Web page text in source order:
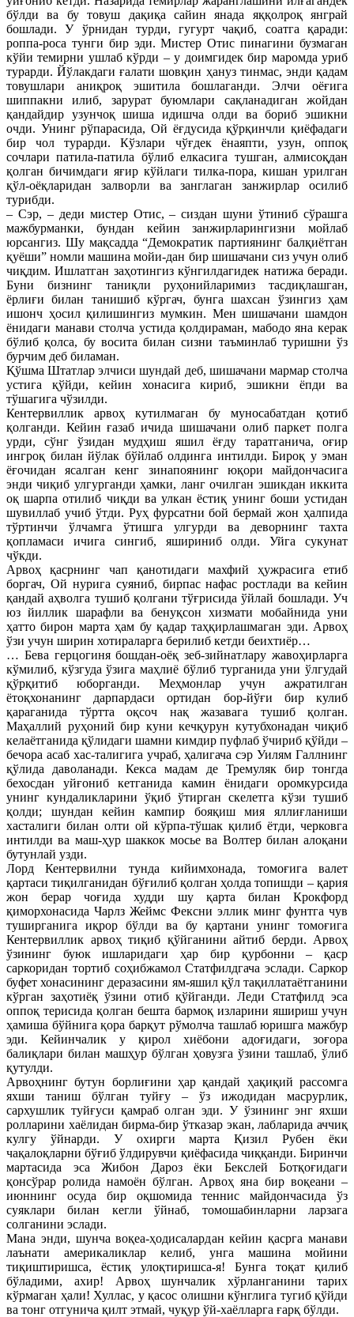
бўлди ва бу товуш дақиқа сайин янада яққолроқ янграй
бошлади. У ўрнидан турди, гугурт чақиб, соатга қаради:
роппа-роса тунги бир эди. Мистер Отис пинагини бузмаган
кўйи темирни ушлаб кўрди – у доимгидек бир маромда уриб
турарди. Йўлакдаги ғалати шовқин ҳануз тинмас, энди қадам
товушлари аниқроқ эшитила бошлаганди. Элчи оёғига
шиппакни илиб, зарурат буюмлари сақланадиган жойдан
қандайдир узунчоқ шиша идишча олди ва бориб эшикни
очди. Унинг рўпарасида, Ой ёғдусида қўрқинчли қиёфадаги
бир чол турарди. Кўзлари чўғдек ёнаяпти, узун, оппоқ
сочлари патила-патила бўлиб елкасига тушган, алмисоқдан
қолган бичимдаги яғир кўйлаги тилка-пора, кишан урилган
қўл-оёқларидан залворли ва занглаган занжирлар осилиб
турибди.
– Сэр, – деди мистер Отис, – сиздан шуни ўтиниб сўрашга
мажбурманки, бундан кейин занжирларингизни мойлаб
юрсангиз. Шу мақсадда “Демократик партиянинг балқиётган
қуёши” номли машина мойи-дан бир шишачани сиз учун олиб
чиқдим. Ишлатган заҳотингиз кўнгилдагидек натижа беради.
Буни бизнинг таниқли руҳонийларимиз тасдиқлашган,
ёрлиғи билан танишиб кўргач, бунга шахсан ўзингиз ҳам
ишонч ҳосил қилишингиз мумкин. Мен шишачани шамдон
ёнидаги манави столча устида қолдираман, мабодо яна керак
бўлиб қолса, бу восита билан сизни таъминлаб туришни ўз
бурчим деб биламан.
Қўшма Штатлар элчиси шундай деб, шишачани мармар столча
устига қўйди, кейин хонасига кириб, эшикни ёпди ва
тўшагига чўзилди.
Кентервиллик арвоҳ кутилмаган бу муносабатдан қотиб
қолганди. Кейин ғазаб ичида шишачани олиб паркет полга
урди, сўнг ўзидан мудҳиш яшил ёғду таратганича, оғир
ингроқ билан йўлак бўйлаб олдинга интилди. Бироқ у эман
ёғочидан ясалган кенг зинапоянинг юқори майдончасига
энди чиқиб улгурганди ҳамки, ланг очилган эшикдан иккита
оқ шарпа отилиб чиқди ва улкан ёстиқ унинг боши устидан
шувиллаб учиб ўтди. Руҳ фурсатни бой бермай жон ҳалпида
тўртинчи ўлчамга ўтишга улгурди ва деворнинг тахта
қопламаси ичига сингиб, яшириниб олди. Уйга сукунат
чўкди.
Арвоҳ қасрнинг чап қанотидаги махфий ҳужрасига етиб
боргач, Ой нурига суяниб, бирпас нафас ростлади ва кейин
қандай аҳволга тушиб қолгани тўғрисида ўйлай бошлади. Уч
юз йиллик шарафли ва бенуқсон хизмати мобайнида уни
ҳатто бирон марта ҳам бу қадар таҳқирлашмаган эди. Арвоҳ
ўзи учун ширин хотираларга берилиб кетди беихтиёр…
… Бева герцогиня бошдан-оёқ зеб-зийнатлару жавоҳирларга
кўмилиб, кўзгуда ўзига маҳлиё бўлиб турганида уни ўлгудай
қўрқитиб юборганди. Меҳмонлар учун ажратилган
ётоқхонанинг дарпардаси ортидан бор-йўғи бир кулиб
қараганида тўртта оқсоч нақ жазавага тушиб қолган.
Маҳаллий руҳоний бир куни кечқурун кутубхонадан чиқиб
келаётганида қўлидаги шамни кимдир пуфлаб ўчириб қўйди –
бечора асаб хас-талигига учраб, ҳалигача сэр Уилям Галлнинг
қўлида даволанади. Кекса мадам де Тремуляк бир тонгда
бехосдан уйғониб кетганида камин ёнидаги оромкурсида
унинг кундаликларини ўқиб ўтирган скелетга кўзи тушиб
қолди; шундан кейин кампир бояқиш мия яллиғланиши
хасталиги билан олти ой кўрпа-тўшак қилиб ётди, черковга
интилди ва маш-ҳур шаккок мосье ва Волтер билан алоқани
бутунлай узди.
Лорд Кентервилни тунда кийимхонада, томоғига валет
қартаси тиқилганидан бўғилиб қолган ҳолда топишди – қария
жон берар чоғида худди шу қарта билан Крокфорд
қиморхонасида Чарлз Жеймс Фексни эллик минг фунтга чув
туширганига иқрор бўлди ва бу қартани унинг томоғига
Кентервиллик арвоҳ тиқиб қўйганини айтиб берди. Арвоҳ
ўзининг буюк ишларидаги ҳар бир қурбонни – қаср
саркоридан тортиб соҳибжамол Статфилдгача эслади. Саркор
буфет хонасининг деразасини ям-яшил қўл тақиллатаётганини
кўрган заҳотиёқ ўзини отиб қўйганди. Леди Статфилд эса
оппоқ терисида қолган бешта бармоқ изларини яшириш учун
ҳамиша бўйнига қора барқут рўмолча ташлаб юришга мажбур
эди. Кейинчалик у қирол хиёбони адоғидаги, зоғора
балиқлари билан машҳур бўлган ҳовузга ўзини ташлаб, ўлиб
қутулди.
Арвоҳнинг бутун борлиғини ҳар қандай ҳақиқий рассомга
яхши таниш бўлган туйғу – ўз ижодидан масрурлик,
сархушлик туйғуси қамраб олган эди. У ўзининг энг яхши
ролларини хаёлидан бирма-бир ўтказар экан, лабларида аччиқ
кулгу ўйнарди. У охирги марта Қизил Рубен ёки
чақалоқларни бўғиб ўлдирувчи қиёфасида чиққанди. Биринчи
мартасида эса Жибон Дароз ёки Бекслей Ботқоғидаги
қонсўрар ролида намоён бўлган. Арвоҳ яна бир воқеани –
июннинг осуда бир оқшомида теннис майдончасида ўз
суяклари билан кегли ўйнаб, томошабинларни ларзага
солганини эслади.
Мана энди, шунча воқеа-ҳодисалардан кейин қасрга манави
лаънати америкаликлар келиб, унга машина мойини
тиқиштиришса, ёстиқ улоқтиришса-я! Бунга тоқат қилиб
бўладими, ахир! Арвоҳ шунчалик хўрланганини тарих
кўрмаган ҳали! Хуллас, у қасос олишни кўнглига тугиб қўйди
ва тонг отгунича қилт этмай, чуқур ўй-хаёлларга ғарқ бўлди.